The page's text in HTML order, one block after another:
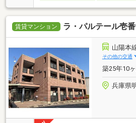
賃貸マンション ラ・パルテール壱
山陽本
その他の交通
築25年10
兵庫県